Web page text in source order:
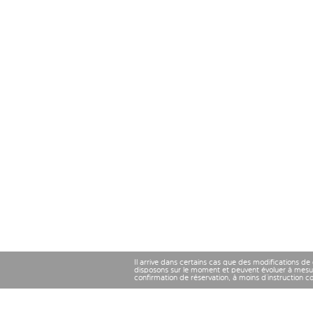
Il arrive dans certains cas que des modifications
disposons sur le moment et peuvent évoluer à
confirmation de réservation, à moins d’instruction